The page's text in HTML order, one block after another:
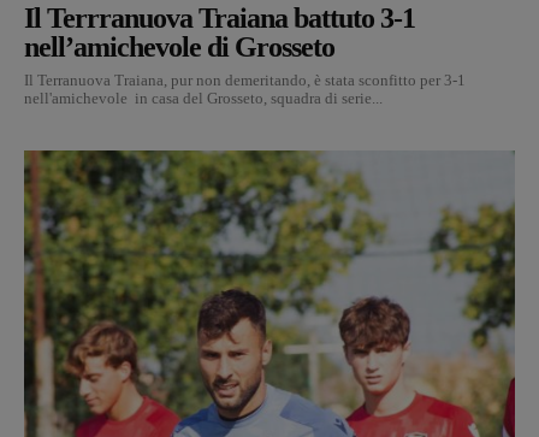
Il Terrranuova Traiana battuto 3-1
nell’amichevole di Grosseto
Il Terranuova Traiana, pur non demeritando, è stata sconfitto per 3-1
nell'amichevole in casa del Grosseto, squadra di serie...